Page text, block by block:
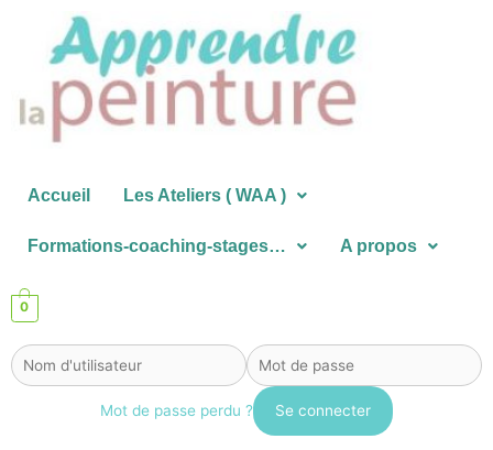
contenu
Accueil Les Ateliers ( WAA )
Formations-coaching-stages… A propos
0
Mot de passe perdu ?